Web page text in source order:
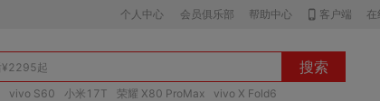
个人中心 会员俱乐部 帮助中心 客户端 在
搜索
vivo S60 小米17T 荣耀 X80 ProMax vivo X Fold6